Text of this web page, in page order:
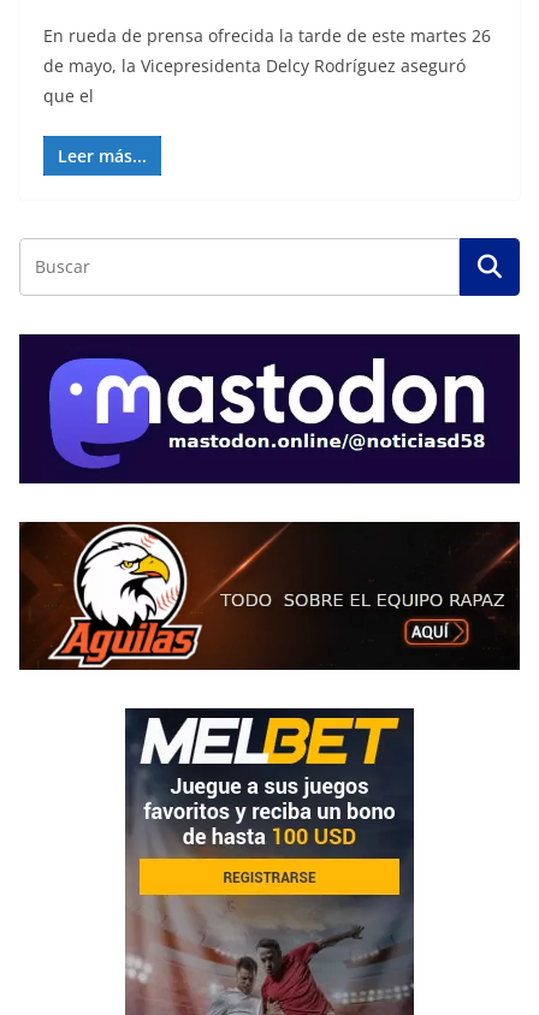
En rueda de prensa ofrecida la tarde de este martes 26
de mayo, la Vicepresidenta Delcy Rodríguez aseguró
que el
Leer más...